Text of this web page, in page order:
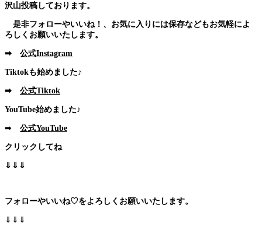
沢山投稿しております。
是非フォローやいいね！、お気に入りには保存などもお気軽によ
ろしくお願いいたします。
➡ 公式Instagram
Tiktokも始めました♪
➡ 公式Tiktok
YouTube始めました♪
➡ 公式YouTube
クリックしてね
⇓⇓⇓
フォローやいいね♡をよろしくお願いいたします。
⇓⇓⇓